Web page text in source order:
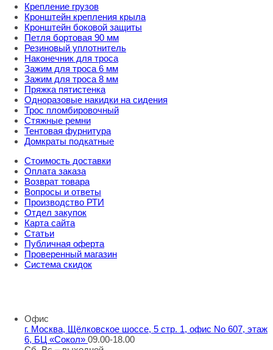
Крепление грузов
Кронштейн крепления крыла
Кронштейн боковой защиты
Петля бортовая 90 мм
Резиновый уплотнитель
Наконечник для троса
Зажим для троса 6 мм
Зажим для троса 8 мм
Пряжка пятистенка
Одноразовые накидки на сидения
Трос пломбировочный
Стяжные ремни
Тентовая фурнитура
Домкраты подкатные
Стоимость доставки
Оплата заказа
Возврат товара
Вопросы и ответы
Производство РТИ
Отдел закупок
Карта сайта
Статьи
Публичная оферта
Проверенный магазин
Система скидок
Офис
г. Москва, Щёлковское шоссе, 5 стр. 1, офис No 607, этаж
6, БЦ «Сокол» 09.00-18.00